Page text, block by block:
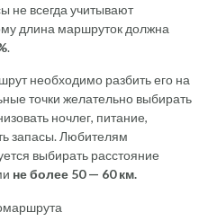
не всегда учитывают
длина маршруток должна
.
необходимо разбить его на
точки желательно выбирать
ночлег, питание,
запасы. Любителям
выбирать расстояние
не более 50 — 60 км.